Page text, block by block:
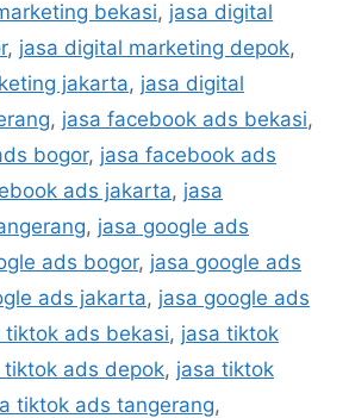
bekasi, jasa digital
, jasa digital marketing depok,
jakarta, jasa digital
, jasa facebook ads bekasi,
bogor, jasa facebook ads
ads jakarta, jasa
, jasa google ads
ads bogor, jasa google ads
ads jakarta, jasa google ads
tiktok ads bekasi, jasa tiktok
tiktok ads depok, jasa tiktok
tiktok ads tangerang,